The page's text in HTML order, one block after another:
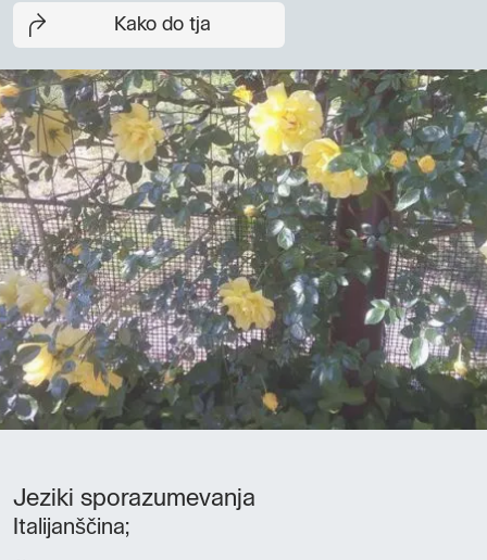
Kako do tja
Jeziki sporazumevanja
Italijanščina;